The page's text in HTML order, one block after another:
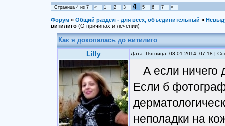
Страница 4 из 7 « 1 2 3 4 5 6 7 »
Форум » Общий раздел - для всех, объединительный »
витилиго (О причинах и лечении)
Как я докопалась до витилиго
Lilly Дата: Пятница, 03.01.2014, 07:18 |
А если ничего
Если б
неполадки на